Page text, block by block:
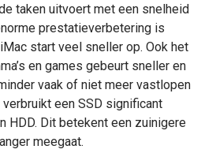
taken uitvoert met een snelheid
prestatieverbetering is
start veel sneller op. Ook het
en games gebeurt sneller en
vaak of niet meer vastlopen
een SSD significant
HDD. Dit betekent een zuinigere
meegaat.